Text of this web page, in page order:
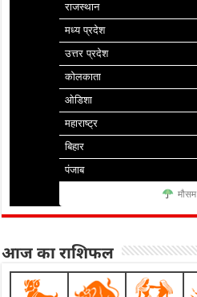
राजस्थान
मध्य प्रदेश
उत्तर प्रदेश
कोलकाता
ओडिशा
महाराष्ट्र
बिहार
पंजाब
मौसम
आज का राशिफल